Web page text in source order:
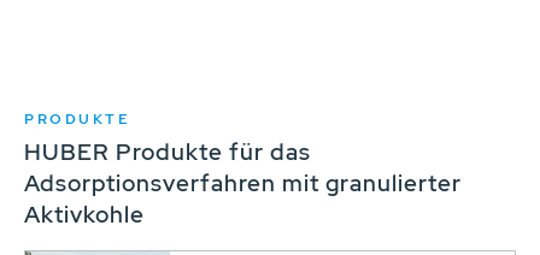
PRODUKTE
HUBER Produkte für das
Adsorptionsverfahren mit granulierter
Aktivkohle